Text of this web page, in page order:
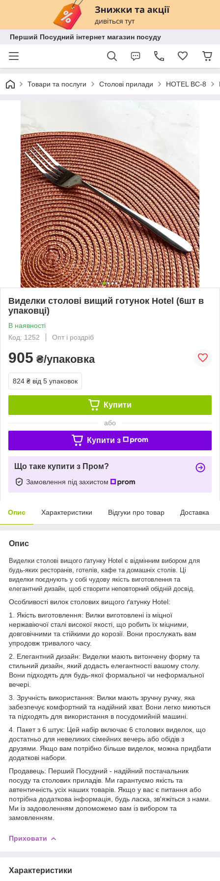
Перший Посудний інтернет магазин посуду
Товари та послуги Столові прилади HOTEL BC-8
Виделки столові вищий готунок Hotel (6шт в
упаковці)
В наявності
Код: 1252
Опт і роздріб
905 ₴/упаковка
824 ₴ від 5 упаковок
Купити
або
Купити з
Що таке купити з Пром?
Замовлення під захистом
Опис Характеристики Відгуки про товар Доставка
Опис
Виделки столові вищого ґатунку Hotel є відмінним вибором для
будь-яких ресторанів, готелів, кафе та домашніх столів. Ці
виделки поєднують у собі чудову якість виготовлення та
елегантний дизайн, щоб створити неповторний обідній досвід.
Особливості вилок столових вищого ґатунку Hotel:
1. Якість виготовлення: Вилки виготовлені із міцної
нержавіючої сталі високої якості, що робить їх міцними,
довговічними та стійкими до корозії. Вони прослужать вам
упродовж тривалого часу.
2. Елегантний дизайн: Виделки мають витончену форму та
стильний дизайн, який додасть елегантності вашому столу.
Вони підходять для будь-якої формальної чи неформальної
вечері.
3. Зручність використання: Вилки мають зручну ручку, яка
забезпечує комфортний та надійний хват. Вони легко миються
та підходять для використання в посудомийній машині.
4. Пакет з 6 штук: Цей набір включає 6 столових виделок, що
достатньо для невеликих сімейних вечерь або обідів з
друзями. Якщо вам потрібно більше виделок, можна придбати
додаткові набори.
Продавець: Перший Посудний - надійний постачальник
посуду та столових приладів. Ми гарантуємо якість та
автентичність усіх наших товарів. Якщо у вас є питання або
потрібна додаткова інформація, будь ласка, зв'яжіться з нами.
Ми із задоволенням допоможемо вам із вибором та
замовленням.
Приховати
Характеристики